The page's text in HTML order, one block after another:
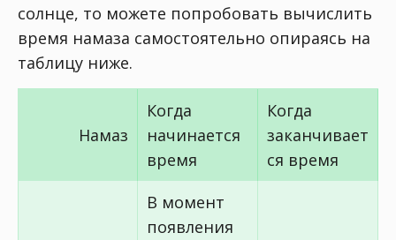
солнце, то можете попробовать вычислить
время намаза самостоятельно опираясь на
таблицу ниже.
Намаз
Когда
начинается
время
Когда
заканчивает
ся время
В момент
появления